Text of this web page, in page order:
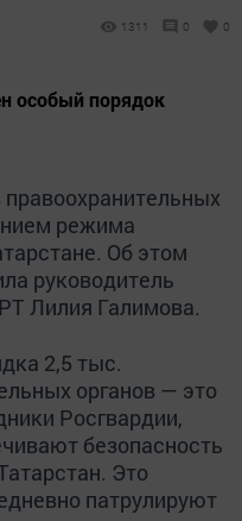
1311 0 0
особый порядок
режима
Об этом
руководитель
Лилия Галимова.
2,5 тыс.
органов — это
Росгвардии,
безопасность
Это
патрулируют